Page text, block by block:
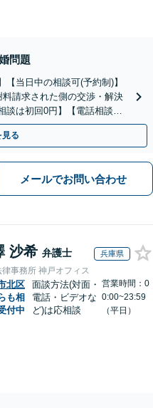
問題
【当日中の相談可(予約制)】
請求された側の交渉・解決
談は初回0円】【電話相談で
る
メールでお問い合わせ
沙希 弁護士 兵庫県
律事務所 神戸オフィス
北区
も相
付中
面談方法(対面・
電話・ビデオな
ど)は応相談
営業時間：0
0:00~23:59
（平日）